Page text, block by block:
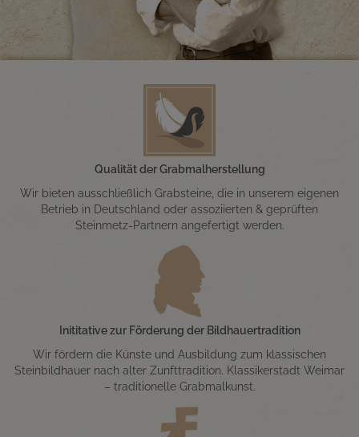
Qualität der Grabmalherstellung
Wir bieten ausschließlich Grabsteine, die in unserem eigenen
Betrieb in Deutschland oder assoziierten & geprüften
Steinmetz-Partnern angefertigt werden.
Inititative zur Förderung der Bildhauertradition
Wir fördern die Künste und Ausbildung zum klassischen
Steinbildhauer nach alter Zunfttradition. Klassikerstadt Weimar
– traditionelle Grabmalkunst.